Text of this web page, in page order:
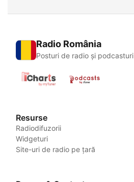
Radio România
Posturi de radio și podcasturi
Resurse
Radiodifuzorii
Widgeturi
Site-uri de radio pe țară